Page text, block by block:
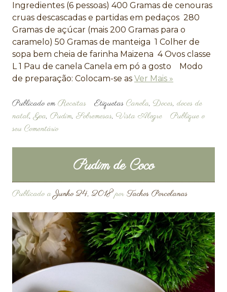
Ingredientes (6 pessoas) 400 Gramas de cenouras
cruas descascadas e partidas em pedaços 280
Gramas de açúcar (mais 200 Gramas para o
caramelo) 50 Gramas de manteiga 1 Colher de
sopa bem cheia de farinha Maizena 4 Ovos classe
L 1 Pau de canela Canela em pó a gosto Modo
de preparação: Colocam-se as Ver Mais »
Publicado emReceitas Etiquetas Canela, Doces, doces de
natal,Goa, Pudim, Sobremesas, Vista Alegre
Publique o
seu Comentário
Pudim de Coco
Publicado aJunho 24, 2018por Tachos Porcelanas